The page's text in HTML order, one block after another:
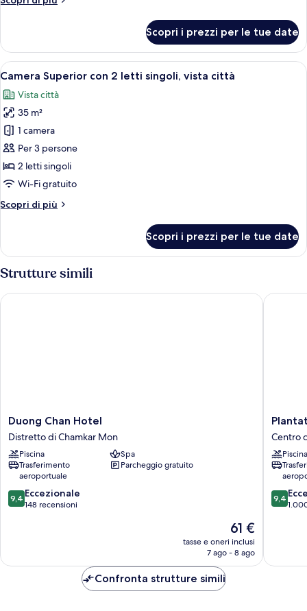
letti
Standard
con
2
singoli
Scopri i prezzi per le tue date
Apri
tutte
le
foto
per
Camera
Superior
con
letti
città
Camera Superior con 2 letti singoli,
9
Camera Superior con 2 letti singoli, vista città
Vista città
35 m²
1 camera
Per 3 persone
2 letti singoli
Wi-Fi gratuito
Scopri di più
Altri
Superior
2
singoli,
Scopri i prezzi per le tue date
Strutture simili
Duong
Chan
Hotel
Distretto
di
Chamkar
Mon
Duong Chan Hotel
Distretto di Chamkar Mon
Piscina
Spa
Trasferimento
aeroportuale
Parcheggio gratuito
9.4
su
9,4 Eccezionale
148 recensioni
Il
prezzo
attuale
61 €
tasse e oneri inclusi
7 ago - 8 ago
Duong Chan Hotel
Urban
Resort
&
Spa
Centro
città
di
Centro
Piscina
9.4
su
9,4
Confronta strutture simili